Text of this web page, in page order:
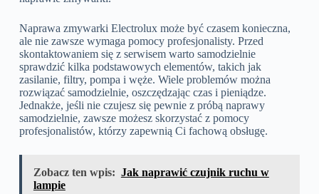
Naprawa zmywarki Electrolux może być czasem konieczna,
ale nie zawsze wymaga pomocy profesjonalisty. Przed
skontaktowaniem się z serwisem warto samodzielnie
sprawdzić kilka podstawowych elementów, takich jak
zasilanie, filtry, pompa i węże. Wiele problemów można
rozwiązać samodzielnie, oszczędzając czas i pieniądze.
Jednakże, jeśli nie czujesz się pewnie z próbą naprawy
samodzielnie, zawsze możesz skorzystać z pomocy
profesjonalistów, którzy zapewnią Ci fachową obsługę.
Zobacz ten wpis: Jak naprawić czujnik ruchu w
lampie